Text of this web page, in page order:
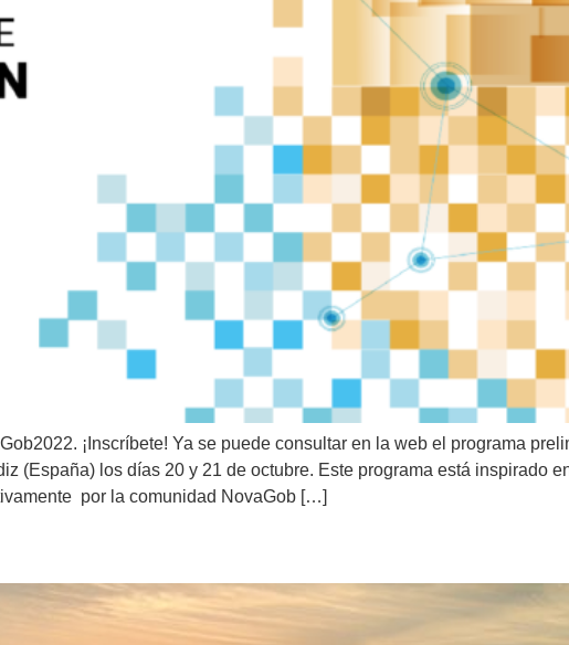
¡Inscríbete! Ya se puede consultar en la web el programa
(España) los días 20 y 21 de octubre. Este programa está inspirado
por la comunidad NovaGob […]